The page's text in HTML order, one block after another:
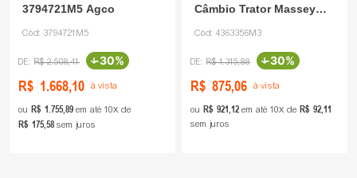
3794721M5 Agco
Cód: 3794721M5
R$ 2.508,41 -30%
R$ 1.668,10 à vista
ou R$ 1 75589 em até 10 de
R$ 17558 sem juros
Câmbio Trator Massey
Cód:4363356M3
R$ 1.315,88 -30%
R$ 875,06 à vista
ou R$ 921 12 em até 10 de R$ 9211
sem juros